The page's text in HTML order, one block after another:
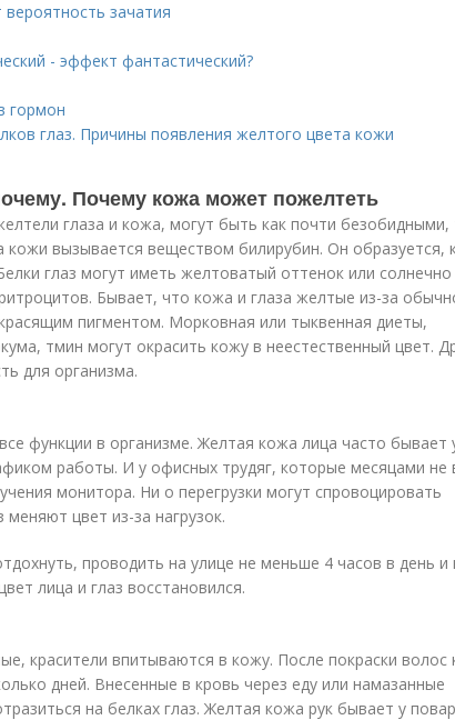
зачатия
- эффект фантастический?
гормон
глаз. Причины появления желтого цвета кожи
Почему кожа может пожелтеть
глаза и кожа, могут быть как почти безобидными,
кожи вызывается веществом билирубин. Он образуется,
глаз могут иметь желтоватый оттенок или
Бывает, что кожа и глаза желтые из-за
пигментом. Морковная или тыквенная диеты,
тмин могут окрасить кожу в неестественный цвет.
для организма.
функции в организме. Желтая кожа лица часто бывает
работы. И у офисных трудяг, которые месяцами не
монитора. Ни о перегрузки могут спровоцировать
цвет из-за нагрузок.
проводить на улице не меньше 4 часов в день и
лица и глаз восстановился.
красители впитываются в кожу. После покраски волос
дней. Внесенные в кровь через еду или намазанные
на белках глаз. Желтая кожа рук бывает у